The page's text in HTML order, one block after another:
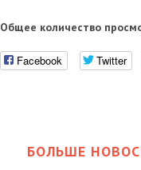
Общее количество
Facebook Twitter
БОЛЬШЕ